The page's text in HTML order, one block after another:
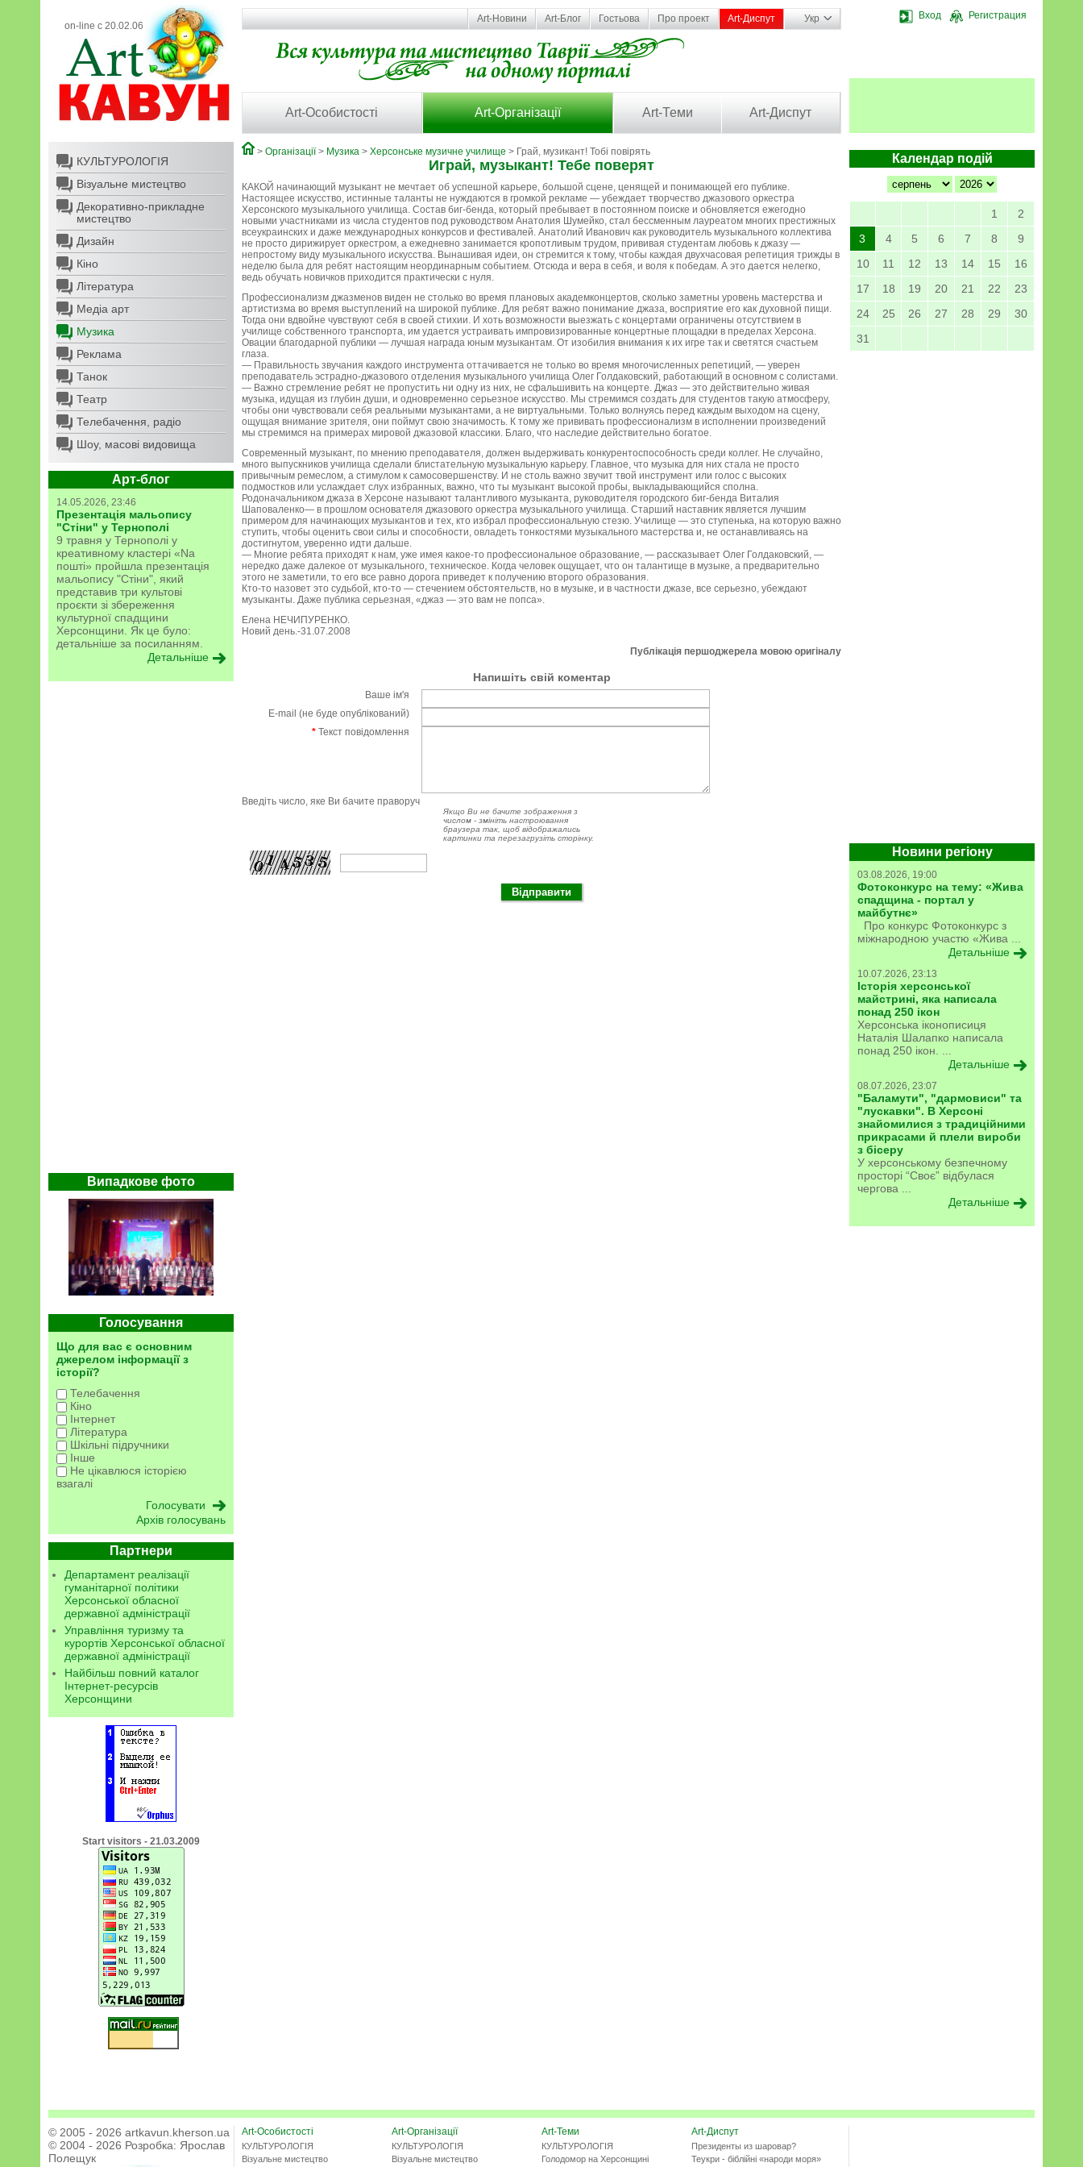
on-line с 20.02.06
Вход Регистрация
Art-Новини Art-Блог Гостьова Про проект Art-Диспут Укр
Art-Особистості Art-Організації Art-Теми Art-Диспут
КУЛЬТУРОЛОГІЯ
Візуальне мистецтво
Декоративно-прикладне
мистецтво
Дизайн
Кіно
Література
Медіа арт
Музика
Реклама
Танок
Театр
Телебачення, радіо
Шоу, масові видовища
Арт-блог
14.05.2026, 23:46
Презентація мальопису
"Стіни" у Тернополі
9 травня у Тернополі у
креативному кластері «Na
пошті» пройшла презентація
мальопису "Стіни", який
представив три культові
проєкти зі збереження
культурної спадщини
Херсонщини. Як це було:
детальніше за посиланням.
Детальніше
Випадкове фото
Голосування
Що для вас є основним
джерелом інформації з
історії?
Телебачення
Кіно
Інтернет
Література
Шкільні підручники
Інше
Не цікавлюся історією
взагалі
Архів голосувань
Партнери
Департамент реалізації
гуманітарної політики
Херсонської обласної
державної адміністрації
Управління туризму та
курортів Херсонської обласної
державної адміністрації
Найбільш повний каталог
Інтернет-ресурсів
Херсонщини
Start visitors - 21.03.2009
Календар подій
1
2
3
4 5 6 7 8
9
10
11 12 13 14 15
16
17
18 19 20 21 22
23
24
25 26 27 28 29
30
31
Новини регіону
03.08.2026, 19:00
Фотоконкурс на тему: «Жива
спадщина - портал у
майбутнє»
Про конкурс Фотоконкурс з
міжнародною участю «Жива ...
Детальніше
10.07.2026, 23:13
Історія херсонської
майстрині, яка написала
понад 250 ікон
Херсонська іконописиця
Наталія Шалапко написала
понад 250 ікон. ...
Детальніше
08.07.2026, 23:07
"Баламути", "дармовиси" та
"лускавки". В Херсоні
знайомилися з традиційними
прикрасами й плели вироби
з бісеру
У херсонському безпечному
просторі “Своє” відбулася
чергова ...
Детальніше
> Організації> Музика > Херсонське музичне училище > Грай, музикант! Тобі повірять
Играй, музыкант! Тебе поверят
КАКОЙ начинающий музыкант не мечтает об успешной карьере, большой сцене, ценящей и понимающей его публике.
Настоящее искусство, истинные таланты не нуждаются в громкой рекламе — убеждает творчество джазового оркестра
Херсонского музыкального училища. Состав биг-бенда, который пребывает в постоянном поиске и обновляется ежегодно
новыми участниками из числа студентов под руководством Анатолия Шумейко, стал бессменным лауреатом многих престижных
всеукраинских и даже международных конкурсов и фестивалей. Анатолий Иванович как руководитель музыкального коллектива
не просто дирижирует оркестром, а ежедневно занимается кропотливым трудом, прививая студентам любовь к джазу —
непростому виду музыкального искусства. Вынашивая идеи, он стремится к тому, чтобы каждая двухчасовая репетиция трижды в
неделю была для ребят настоящим неординарным событием. Отсюда и вера в себя, и воля к победам. А это дается нелегко,
ведь обучать новичков приходится практически с нуля.
Профессионализм джазменов виден не столько во время плановых академконцертов, сколько заметны уровень мастерства и
артистизма во время выступлений на широкой публике. Для ребят важно понимание джаза, восприятие его как духовной пищи.
Тогда они вдвойне чувствуют себя в своей стихии. И хоть возможности выезжать с концертами ограничены отсутствием в
училище собственного транспорта, им удается устраивать импровизированные концертные площадки в пределах Херсона.
Овации благодарной публики — лучшая награда юным музыкантам. От изобилия внимания к их игре так и светятся счастьем
глаза.
— Правильность звучания каждого инструмента оттачивается не только во время многочисленных репетиций, — уверен
преподаватель эстрадно-джазового отделения музыкального училища Олег Голдаковский, работающий в основном с солистами.
— Важно стремление ребят не пропустить ни одну из них, не сфальшивить на концерте. Джаз — это действительно живая
музыка, идущая из глубин души, и одновременно серьезное искусство. Мы стремимся создать для студентов такую атмосферу,
чтобы они чувствовали себя реальными музыкантами, а не виртуальными. Только волнуясь перед каждым выходом на сцену,
ощущая внимание зрителя, они поймут свою значимость. К тому же прививать профессионализм в исполнении произведений
мы стремимся на примерах мировой джазовой классики. Благо, что наследие действительно богатое.
Современный музыкант, по мнению преподавателя, должен выдерживать конкурентоспособность среди коллег. Не случайно,
много выпускников училища сделали блистательную музыкальную карьеру. Главное, что музыка для них стала не просто
привычным ремеслом, а стимулом к самосовершенству. И не столь важно звучит твой инструмент или голос с высоких
подмостков или услаждает слух избранных, важно, что ты музыкант высокой пробы, выкладывающийся сполна.
Родоначальником джаза в Херсоне называют талантливого музыканта, руководителя городского биг-бенда Виталия
Шаповаленко— в прошлом основателя джазового оркестра музыкального училища. Старший наставник является лучшим
примером для начинающих музыкантов и тех, кто избрал профессиональную стезю. Училище — это ступенька, на которую важно
ступить, чтобы оценить свои силы и способности, овладеть тонкостями музыкального мастерства и, не останавливаясь на
достигнутом, уверенно идти дальше.
— Многие ребята приходят к нам, уже имея какое-то профессиональное образование, — рассказывает Олег Голдаковский, —
нередко даже далекое от музыкального, техническое. Когда человек ощущает, что он талантище в музыке, а предварительно
этого не заметили, то его все равно дорога приведет к получению второго образования.
Кто-то назовет это судьбой, кто-то — стечением обстоятельств, но в музыке, и в частности джазе, все серьезно, убеждают
музыканты. Даже публика серьезная, «джаз — это вам не попса».
Елена НЕЧИПУРЕНКО.
Новий день.-31.07.2008
Публікація першоджерела мовою оригіналу
Напишіть свій коментар
Ваше ім'я
E-mail (не буде опублікований)
* Текст повідомлення
Введіть число, яке Ви бачите праворуч
Якщо Ви не бачите зображення з
числом - змініть настроювання
браузера так, щоб відображались
картинки та перезагрузіть сторінку.
© 2005 - 2026 artkavun.kherson.ua
© 2004 - 2026 Розробка: Ярослав
Полещук
Art-Особистості
КУЛЬТУРОЛОГІЯ
Візуальне мистецтво
Art-Організації
КУЛЬТУРОЛОГІЯ
Візуальне мистецтво
Art-Теми
КУЛЬТУРОЛОГІЯ
Голодомор на Херсонщині
Art-Диспут
Президенты из шаровар?
Теукри - біблійні «народи моря»